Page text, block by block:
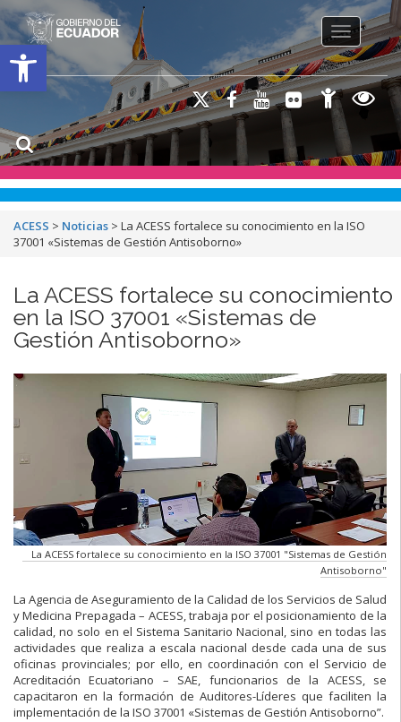
Open toolbar
Toggle
ACESS > Noticias > La ACESS fortalece su conocimiento en la ISO
37001 «Sistemas de Gestión Antisoborno»
La ACESS fortalece su conocimiento
en la ISO 37001 «Sistemas de
Gestión Antisoborno»
La ACESS fortalece su conocimiento en la ISO 37001 "Sistemas de Gestión
Antisoborno"
La Agencia de Aseguramiento de la Calidad de los Servicios de Salud
y Medicina Prepagada – ACESS, trabaja por el posicionamiento de la
calidad, no solo en el Sistema Sanitario Nacional, sino en todas las
actividades que realiza a escala nacional desde cada una de sus
oficinas provinciales; por ello, en coordinación con el Servicio de
Acreditación Ecuatoriano – SAE, funcionarios de la ACESS, se
capacitaron en la formación de Auditores-Líderes que faciliten la
implementación de la ISO 37001 «Sistemas de Gestión Antisoborno”.